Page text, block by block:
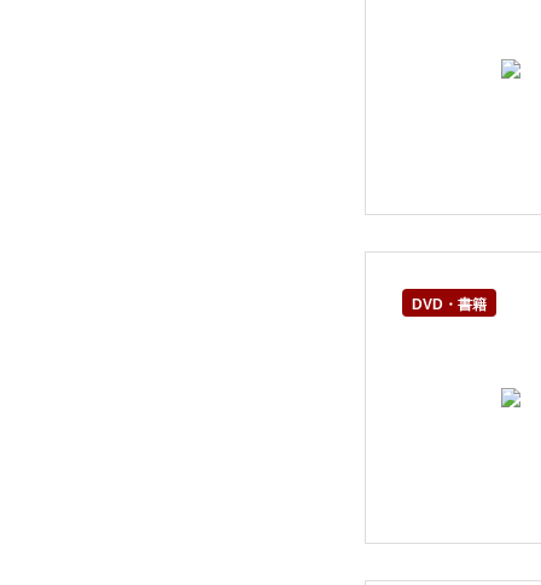
DVD・書籍